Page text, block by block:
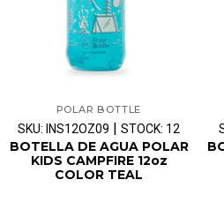
POLAR BOTTLE
SKU: INS12OZ09 | STOCK: 12
BOTELLA DE AGUA POLAR
KIDS CAMPFIRE 12oz
COLOR TEAL